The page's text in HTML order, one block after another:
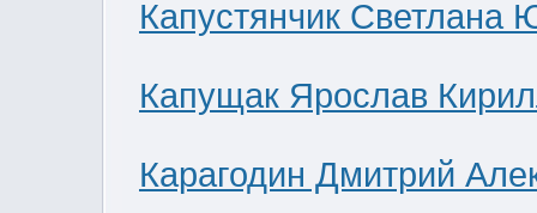
Капустянчик Светлана
Капущак Ярослав
Карагодин Дмитрий